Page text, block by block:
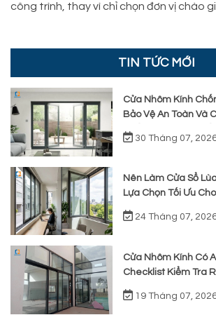
công trình, thay vì chỉ chọn đơn vị chào
TIN TỨC MỚI
Cửa Nhôm Kính
Bảo Vệ An Toàn Và
Chất Lượng Thực Tế
30 Tháng 07,
Nên Làm Cửa Sổ
Lựa Chọn Tối Ưu
24 Tháng 07,
Cửa Nhôm Kính Có
Checklist Kiểm Tra
19 Tháng 07,